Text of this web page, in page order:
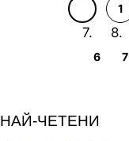
1
6 7
НАЙ-ЧЕТЕНИ